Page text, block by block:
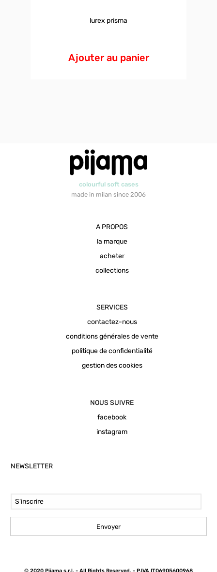
lurex prisma
Ajouter au panier
colourful soft cases
made in milan since 2006
A PROPOS
la marque
acheter
collections
SERVICES
contactez-nous
conditions générales de vente
politique de confidentialité
gestion des cookies
NOUS SUIVRE
facebook
instagram
NEWSLETTER
Envoyer